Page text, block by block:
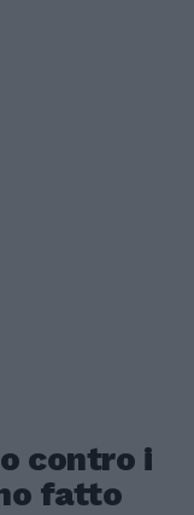
contro i
fatto